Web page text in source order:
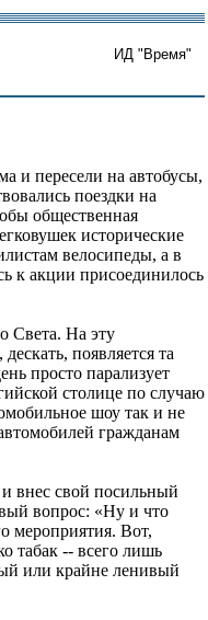
ИД "Время"
и пересели на автобусы,
поездки на
общественная
исторические
велосипеды, а в
к акции присоединилось
Света. На эту
появляется та
просто парализует
столице по случаю
шоу так и не
гражданам
внес свой посильный
вопрос: «Ну и что
мероприятия. Вот,
табак -- всего лишь
или крайне ленивый